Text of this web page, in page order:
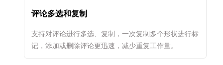
评论多选和复制
支持对评论进行多选、复制，一次复制多个形状进行标
记，添加或删除评论更迅速，减少重复工作量。